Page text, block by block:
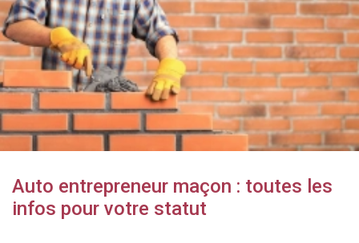
Auto entrepreneur maçon : toutes les
infos pour votre statut